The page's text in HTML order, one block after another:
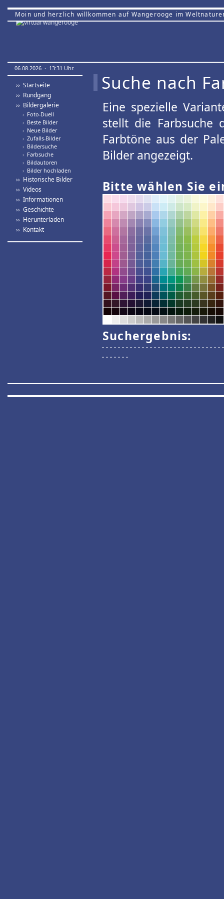
Moin und herzlich willkommen auf Wangerooge im
06.08.2026 · 13:31 Uhr.
›› Startseite
›› Rundgang
›› Bildergalerie
› Foto-Duell
› Beste Bilder
› Neue Bilder
› Zufalls-Bilder
› Bildersuche
› Farbsuche
› Bildautoren
› Bilder hochladen
›› Historische Bilder
›› Videos
›› Informationen
›› Geschichte
›› Herunterladen
›› Kontakt
Suche nach
Eine spezielle
stellt die Farbsuche
Farbtöne aus der
Bilder angezeigt.
Bitte wählen Sie
Suchergebnis: